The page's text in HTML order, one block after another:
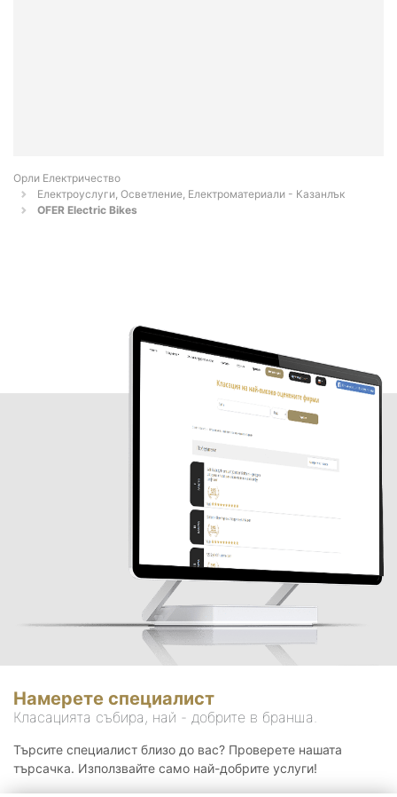
Орли Електричество
Електроуслуги, Осветление, Електроматериали - Казанлък
OFER Electric Bikes
Намерете специалист
Класацията събира, най - добрите в бранша.
Търсите специалист близо до вас? Проверете нашата
търсачка. Използвайте само най-добрите услуги!